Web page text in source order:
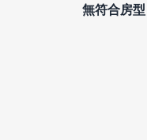
無符合房型